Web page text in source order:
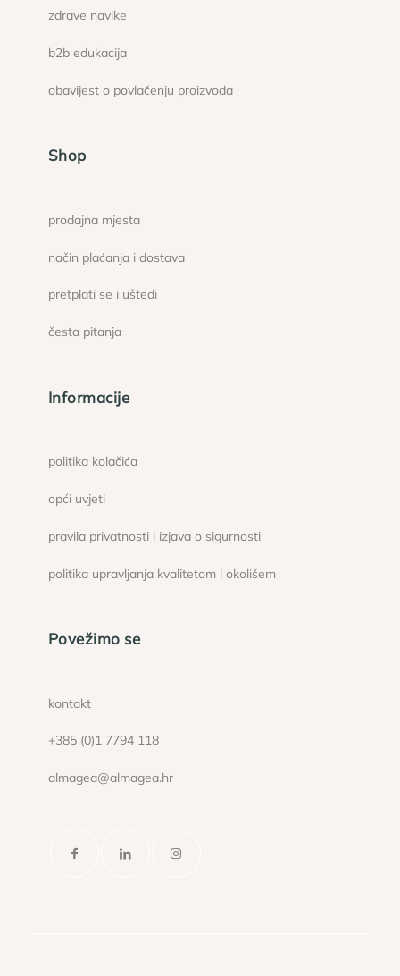
zdrave navike
b2b edukacija
obavijest o povlačenju proizvoda
Shop
prodajna mjesta
način plaćanja i dostava
pretplati se i uštedi
česta pitanja
Informacije
politika kolačića
opći uvjeti
pravila privatnosti i izjava o sigurnosti
politika upravljanja kvalitetom i okolišem
Povežimo se
kontakt
+385 (0)1 7794 118
almagea@almagea.hr